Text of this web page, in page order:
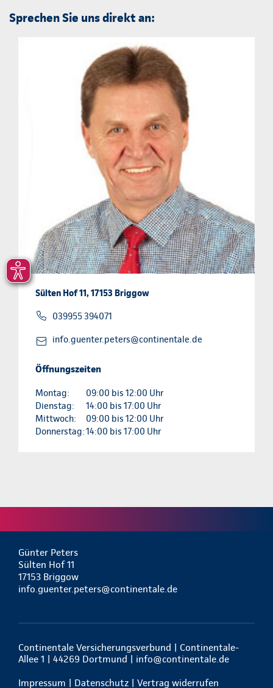
Sprechen Sie uns direkt an:
Sülten Hof 11, 17153 Briggow
039955 394071
info.guenter.peters@continentale.de
Öffnungszeiten
Montag:
09:00 bis 12:00 Uhr
Dienstag:
14:00 bis 17:00 Uhr
Mittwoch:
09:00 bis 12:00 Uhr
Donnerstag:14:00 bis 17:00 Uhr
Günter Peters
Sülten Hof 11
17153 Briggow
info.guenter.peters@continentale.de
Continentale Versicherungsverbund | Continentale-
Allee 1 | 44269 Dortmund | info@continentale.de
Impressum | Datenschutz | Vertrag widerrufen